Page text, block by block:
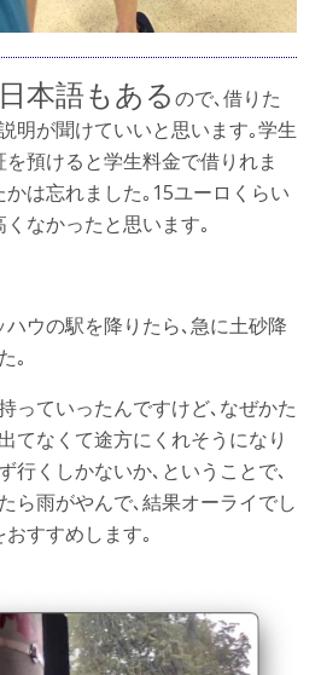
日本語もあるので､借りた
明が聞けていいと思います｡学生
預けると学生料金で借りれま
は忘れました｡15ユーロくらい
なかったと思います｡
ウの駅を降りたら､急に土砂降
｡
っていったんですけど､なぜかた
てなくて途方にくれそうになり
行くしかないか､ということで､
ら雨がやんで､結果オーライでし
すすめします｡